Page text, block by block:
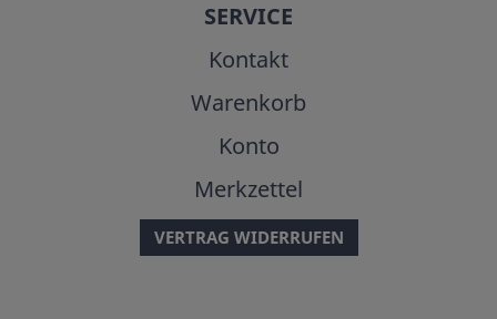
SERVICE
Kontakt
Warenkorb
Konto
Merkzettel
VERTRAG WIDERRUFEN